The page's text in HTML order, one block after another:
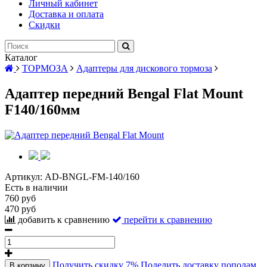
Личный кабинет
Доставка и оплата
Скидки
Каталог
ТОРМОЗА
Адаптеры для дискового тормоза
Адаптер передний Bengal Flat Mount
F140/160мм
Артикул: AD-BNGL-FM-140/160
Есть в наличии
760 руб
470 руб
добавить к сравнению
перейти к сравнению
Получить скидку 7% Поделить доставку пополам